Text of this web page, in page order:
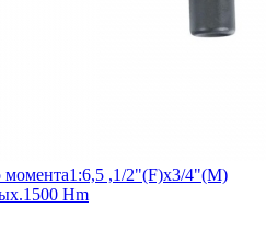
момента1:6,5 ,1/2"(F)x3/4"(M)
Hm